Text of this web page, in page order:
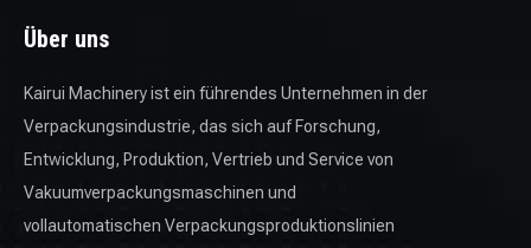
Über uns
Kairui Machinery ist ein führendes Unternehmen in der
Verpackungsindustrie, das sich auf Forschung,
Entwicklung, Produktion, Vertrieb und Service von
Vakuumverpackungsmaschinen und
vollautomatischen Verpackungsproduktionslinien